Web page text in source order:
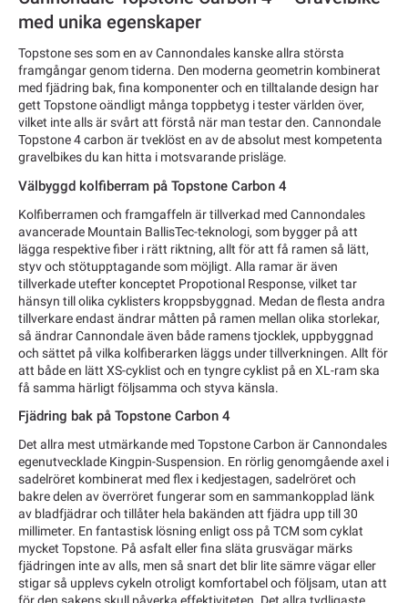
med unika egenskaper
Topstone ses som en av Cannondales kanske allra största
framgångar genom tiderna. Den moderna geometrin kombinerat
med fjädring bak, fina komponenter och en tilltalande design har
gett Topstone oändligt många toppbetyg i tester världen över,
vilket inte alls är svårt att förstå när man testar den. Cannondale
Topstone 4 carbon är tveklöst en av de absolut mest kompetenta
gravelbikes du kan hitta i motsvarande prisläge.
Välbyggd kolfiberram på Topstone Carbon 4
Kolfiberramen och framgaffeln är tillverkad med Cannondales
avancerade Mountain BallisTec-teknologi, som bygger på att
lägga respektive fiber i rätt riktning, allt för att få ramen så lätt,
styv och stötupptagande som möjligt. Alla ramar är även
tillverkade utefter konceptet Propotional Response, vilket tar
hänsyn till olika cyklisters kroppsbyggnad. Medan de flesta andra
tillverkare endast ändrar måtten på ramen mellan olika storlekar,
så ändrar Cannondale även både ramens tjocklek, uppbyggnad
och sättet på vilka kolfiberarken läggs under tillverkningen. Allt för
att både en lätt XS-cyklist och en tyngre cyklist på en XL-ram ska
få samma härligt följsamma och styva känsla.
Fjädring bak på Topstone Carbon 4
Det allra mest utmärkande med Topstone Carbon är Cannondales
egenutvecklade Kingpin-Suspension. En rörlig genomgående axel i
sadelröret kombinerat med flex i kedjestagen, sadelröret och
bakre delen av överröret fungerar som en sammankopplad länk
av bladfjädrar och tillåter hela bakänden att fjädra upp till 30
millimeter. En fantastisk lösning enligt oss på TCM som cyklat
mycket Topstone. På asfalt eller fina släta grusvägar märks
fjädringen inte av alls, men så snart det blir lite sämre vägar eller
stigar så upplevs cykeln otroligt komfortabel och följsam, utan att